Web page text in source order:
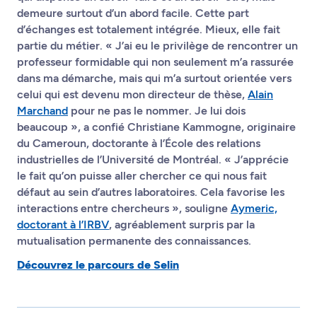
demeure surtout d’un abord facile. Cette part
d’échanges est totalement intégrée. Mieux, elle fait
partie du métier. « J’ai eu le privilège de rencontrer un
professeur formidable qui non seulement m’a rassurée
dans ma démarche, mais qui m’a surtout orientée vers
celui qui est devenu mon directeur de thèse, Alain
Marchand pour ne pas le nommer. Je lui dois
beaucoup », a confié Christiane Kammogne, originaire
du Cameroun, doctorante à l’École des relations
industrielles de l’Université de Montréal. « J’apprécie
le fait qu’on puisse aller chercher ce qui nous fait
défaut au sein d’autres laboratoires. Cela favorise les
interactions entre chercheurs », souligne Aymeric,
doctorant à l’IRBV, agréablement surpris par la
mutualisation permanente des connaissances.
Découvrez le parcours de Selin